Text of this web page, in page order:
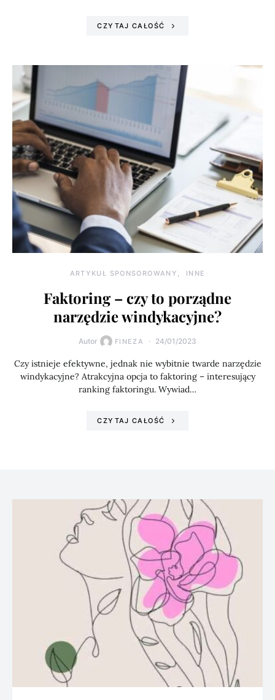
CZYTAJ CAŁOŚĆ
ARTYKUŁ SPONSOROWANY INNE
Faktoring – czy to porządne
narzędzie windykacyjne?
Autor FINEZA 24/01/2023
Czy istnieje efektywne, jednak nie wybitnie twarde narzędzie
windykacyjne? Atrakcyjna opcja to faktoring – interesujący
ranking faktoringu. Wywiad…
CZYTAJ CAŁOŚĆ